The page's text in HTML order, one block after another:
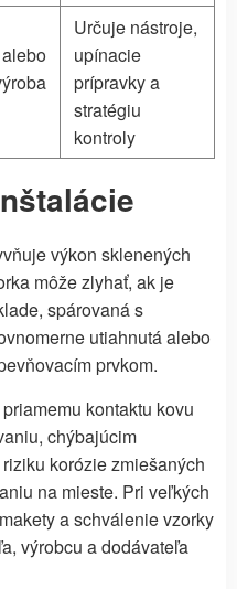
Určuje nástroje,
upínacie
prípravky a
stratégiu
kontroly
výkon sklenených
môže zlyhať, ak je
spárovaná s
utiahnutá alebo
prvkom.
kontaktu kovu
chýbajúcim
korózie zmiešaných
na mieste. Pri veľkých
a schválenie vzorky
výrobcu a dodávateľa